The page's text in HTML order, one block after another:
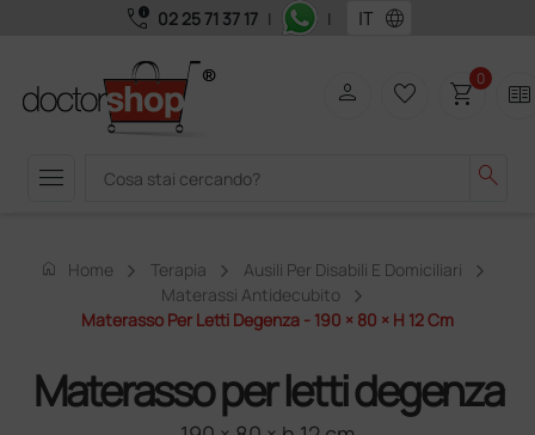
call_quality 02 25 71 37 17 | | language
menu search
person favorite_border shopping_cart0 two_pager
home Home Terapia
Ausili Per Disabili E Domiciliari
Materassi Antidecubito
Materasso Per Letti Degenza - 190 × 80 × H 12 Cm
Materasso per letti degenza